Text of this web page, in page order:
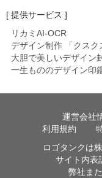
[ 提供サービス ]
リカミAI-OCR
デザイン制作 「クスク
大胆で美しいデザイン
一生もののデザイン印
運営会社
利用規約
ロゴタンクは
サイト内表
弊社ま